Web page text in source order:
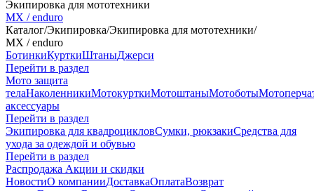
Экипировка для мототехники
MX / enduro
Каталог/Экипировка/Экипировка для мототехники/
MX / enduro
БотинкиКурткиШтаныДжерси
Перейти в раздел
Мото защита
телаНаколенникиМотокурткиМотоштаныМотоботы
аксессуары
Перейти в раздел
Экипировка для квадроцикловСумки, рюкзакиСредства для
ухода за одеждой и обувью
Перейти в раздел
Распродажа Акции и скидки
НовостиО компанииДоставкаОплатаВозврат